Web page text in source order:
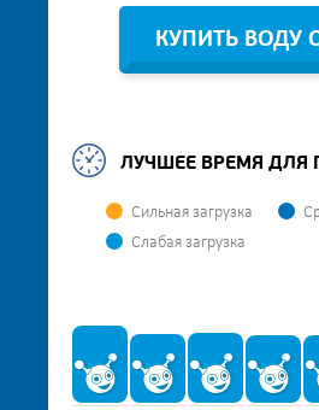
КУПИТЬ ВОДУ
ЛУЧШЕЕ ВРЕМЯ ДЛЯ
Сильная загрузка
Слабая загрузка